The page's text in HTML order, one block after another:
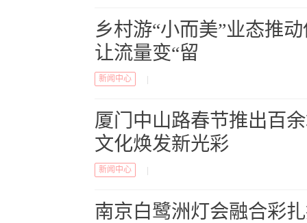
乡村游“小而美”业态推
让流量变“留
新闻中心
厦门中山路春节推出百
文化焕发新光彩
新闻中心
南京白鹭洲灯会融合彩